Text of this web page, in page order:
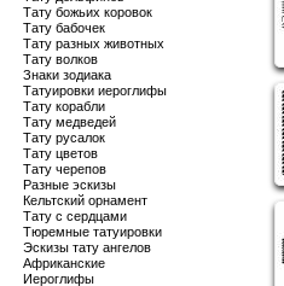
Тату божьих коровок
Тату бабочек
Тату разных животных
Тату волков
Знаки зодиака
Татуировки иероглифы
Тату корабли
Тату медведей
Тату русалок
Тату цветов
Тату черепов
Разные эскизы
Кельтский орнамент
Тату с сердцами
Тюремные татуировки
Эскизы тату ангелов
Африканские
Иероглифы